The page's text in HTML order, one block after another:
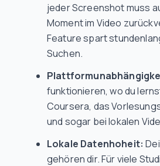
jeder Screenshot muss
Moment im Video
Feature spart
Suchen.
funktionieren, wo du
Coursera, das
und sogar bei lokalen
Lokale Datenhoheit:
gehören dir. Für viele